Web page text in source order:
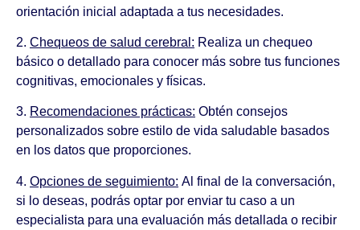
orientación inicial adaptada a tus necesidades.
2. Chequeos de salud cerebral: Realiza un chequeo
básico o detallado para conocer más sobre tus funciones
cognitivas, emocionales y físicas.
3. Recomendaciones prácticas: Obtén consejos
personalizados sobre estilo de vida saludable basados
en los datos que proporciones.
4. Opciones de seguimiento: Al final de la conversación,
si lo deseas, podrás optar por enviar tu caso a un
especialista para una evaluación más detallada o recibir